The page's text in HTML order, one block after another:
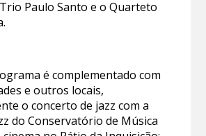
Paulo Santo e o Quarteto
é complementado com
e outros locais,
o concerto de jazz com a
do Conservatório de Música